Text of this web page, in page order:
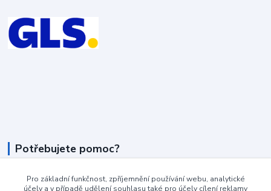
Potřebujete pomoc?
+420 604 990 800
po-pá 8:15 - 17:00 hod
Pro základní funkčnost, zpříjemnění používání webu, analytické
účely a v případě udělení souhlasu také pro účely cílení reklamy